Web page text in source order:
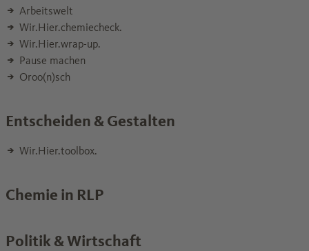
Arbeitswelt
Wir.Hier.chemiecheck.
Wir.Hier.wrap-up.
Pause machen
Oroo(n)sch
Entscheiden & Gestalten
Wir.Hier.toolbox.
Chemie in RLP
Politik & Wirtschaft